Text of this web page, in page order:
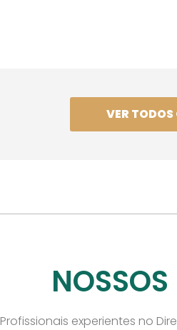
VER
Profissionais experientes no